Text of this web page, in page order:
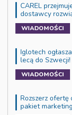
CAREL
dostawcy
WIADOMOŚCI
Iglotech
lecą do Szwecji!
WIADOMOŚCI
Rozszerz
pakiet